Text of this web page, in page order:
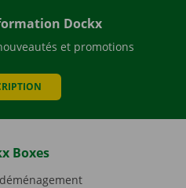
Dockx
et promotions
Boxes